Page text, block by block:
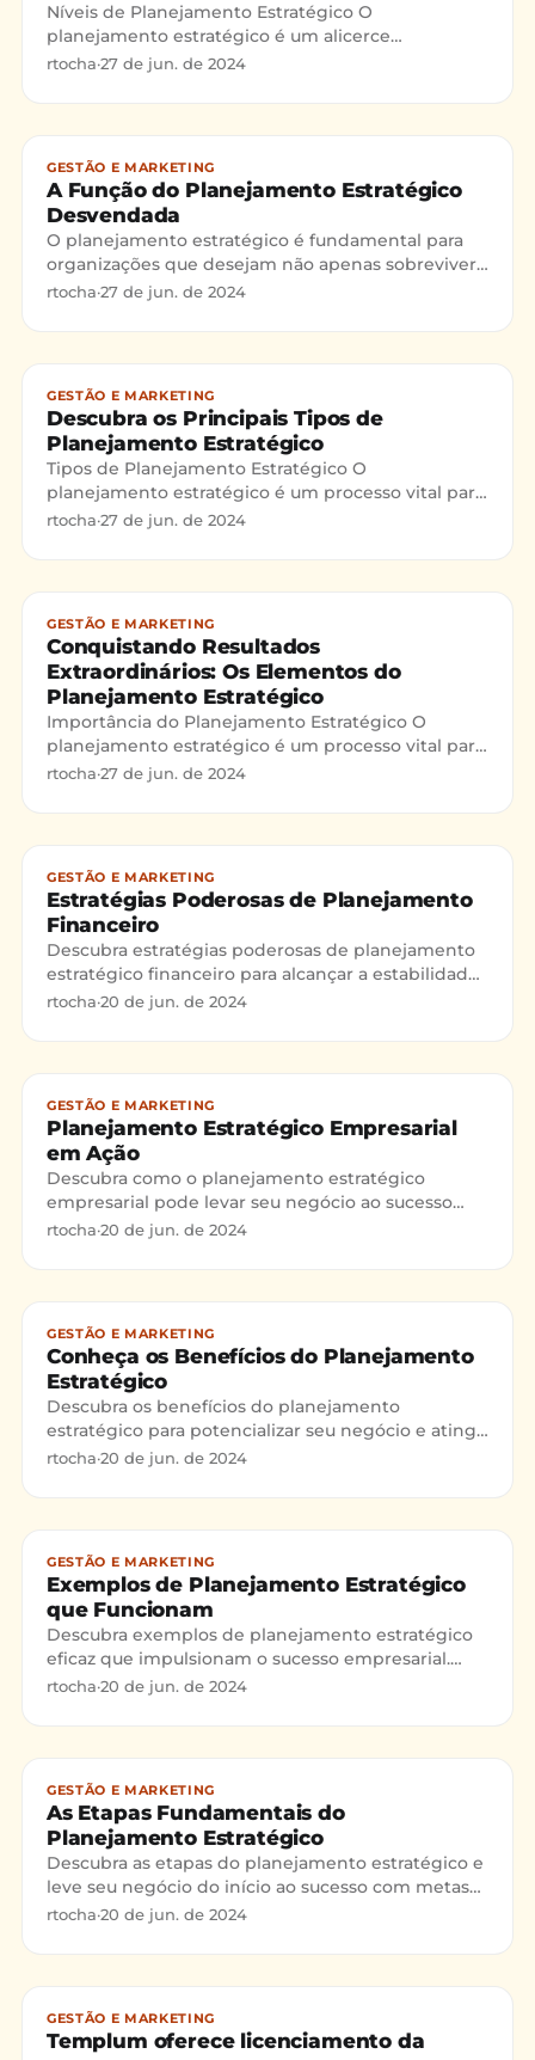
Níveis de Planejamento Estratégico O
planejamento estratégico é um alicerce
fundamental para o crescimento e sucesso de
rtocha·27 de jun. de 2024
GESTÃO E MARKETING
A Função do Planejamento Estratégico
Desvendada
O planejamento estratégico é fundamental para
organizações que desejam não apenas sobreviver,
mas prosperar em mercados competitivos. Ele
rtocha·27 de jun. de 2024
GESTÃO E MARKETING
Descubra os Principais Tipos de
Planejamento Estratégico
Tipos de Planejamento Estratégico O
planejamento estratégico é um processo vital para
qualquer organização que busca atingir seus
rtocha·27 de jun. de 2024
GESTÃO E MARKETING
Conquistando Resultados
Extraordinários: Os Elementos do
Planejamento Estratégico
Importância do Planejamento Estratégico O
planejamento estratégico é um processo vital para
o crescimento e a sustentabilidade de uma
rtocha·27 de jun. de 2024
GESTÃO E MARKETING
Estratégias Poderosas de Planejamento
Financeiro
Descubra estratégias poderosas de planejamento
estratégico financeiro para alcançar a estabilidade
e o sucesso empresarial.
rtocha·20 de jun. de 2024
GESTÃO E MARKETING
Planejamento Estratégico Empresarial
em Ação
Descubra como o planejamento estratégico
empresarial pode levar seu negócio ao sucesso
com estudos de caso práticos!
rtocha·20 de jun. de 2024
GESTÃO E MARKETING
Conheça os Benefícios do Planejamento
Estratégico
Descubra os benefícios do planejamento
estratégico para potencializar seu negócio e atingir
suas metas com sucesso.
rtocha·20 de jun. de 2024
GESTÃO E MARKETING
Exemplos de Planejamento Estratégico
que Funcionam
Descubra exemplos de planejamento estratégico
eficaz que impulsionam o sucesso empresarial.
Confira nossas dicas!
rtocha·20 de jun. de 2024
GESTÃO E MARKETING
As Etapas Fundamentais do
Planejamento Estratégico
Descubra as etapas do planejamento estratégico e
leve seu negócio do início ao sucesso com metas
claras e KPIs eficazes.
rtocha·20 de jun. de 2024
GESTÃO E MARKETING
Templum oferece licenciamento da